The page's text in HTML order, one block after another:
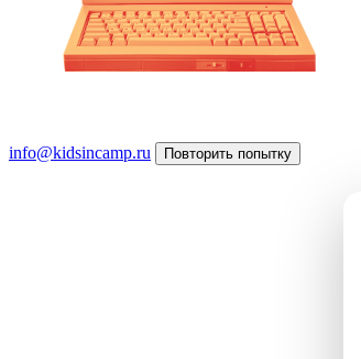
info@kidsincamp.ru
Повторить попытку